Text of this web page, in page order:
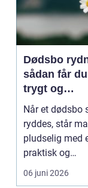
Dødsbo
sådan får
trygt og
respektfuldt
Når et dødsbo
ryddes, står
pludselig med
praktisk og
følelsesmæssig
opgave på én
06 juni 2026